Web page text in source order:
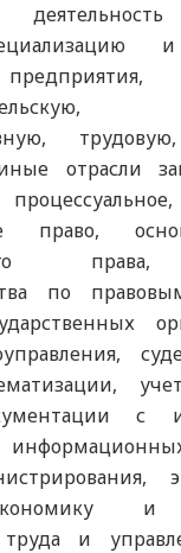
и
отрасли
право,
по
с
и
труда и